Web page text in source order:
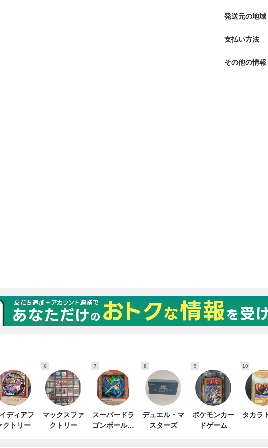
発送元の地域
支払い方法
その他の情報
ディアフ
クトリー
6
マックスファ
クトリー
7
スーパードラ
ゴンボールヒ
8
デュエル・マ
スターズ
9
ポケモンカー
ドゲーム
10
タカラ